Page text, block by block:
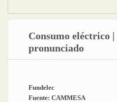
Consumo eléctrico |
pronunciado
Fundelec
Fuente: CAMMESA